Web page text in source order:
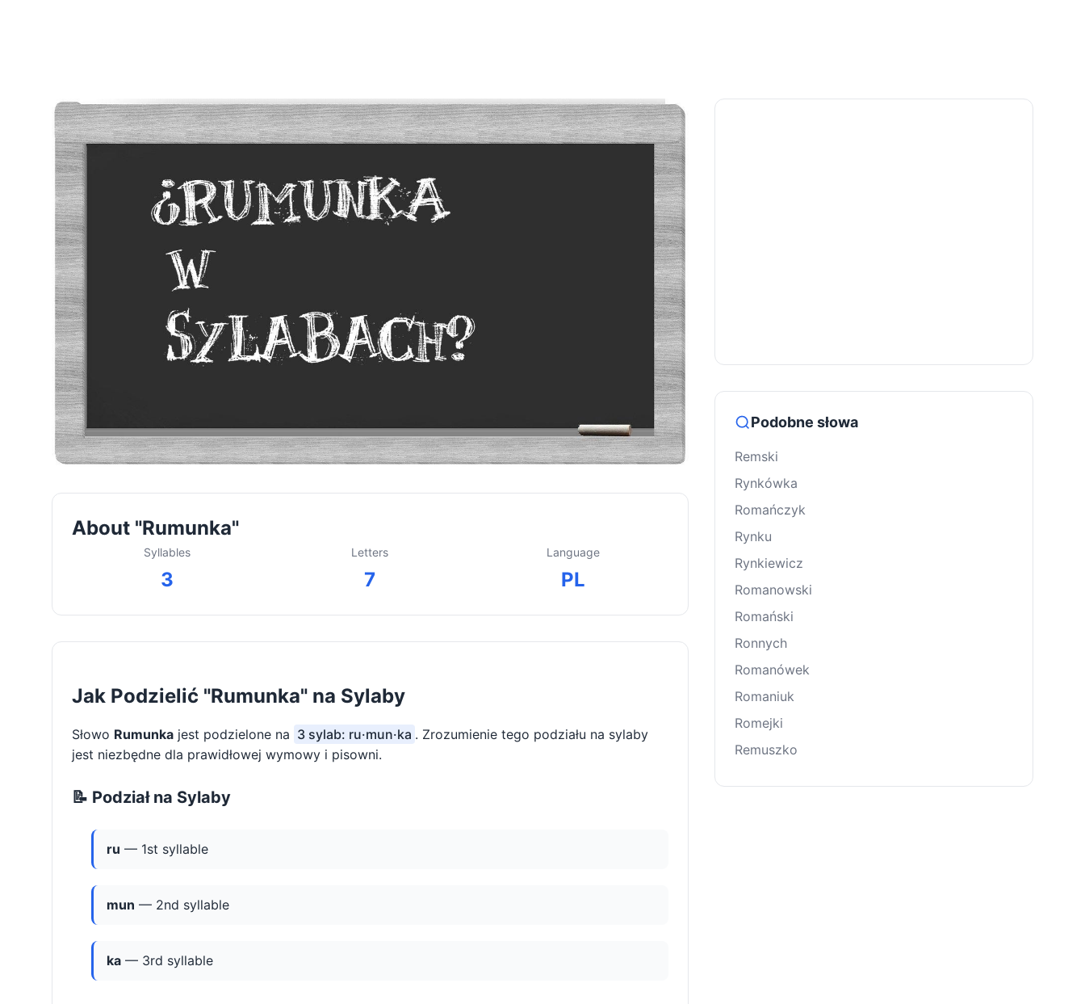
About "Rumunka"
Syllables
3
Letters
7
Language
PL
Jak Podzielić "Rumunka" na Sylaby
Słowo Rumunka jest podzielone na 3 sylab: ru·mun·ka . Zrozumienie tego podziału na sylaby
jest niezbędne dla prawidłowej wymowy i pisowni.
📝 Podział na Sylaby
ru — 1st syllable
mun — 2nd syllable
ka — 3rd syllable
Podobne słowa
Remski
Rynkówka
Romańczyk
Rynku
Rynkiewicz
Romanowski
Romański
Ronnych
Romanówek
Romaniuk
Romejki
Remuszko